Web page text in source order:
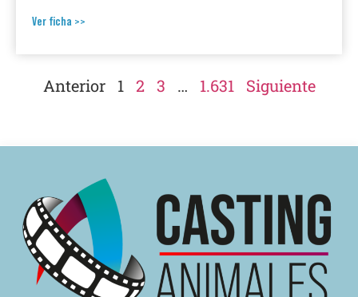
Ver ficha >>
Anterior 1 2 3 … 1.631 Siguiente